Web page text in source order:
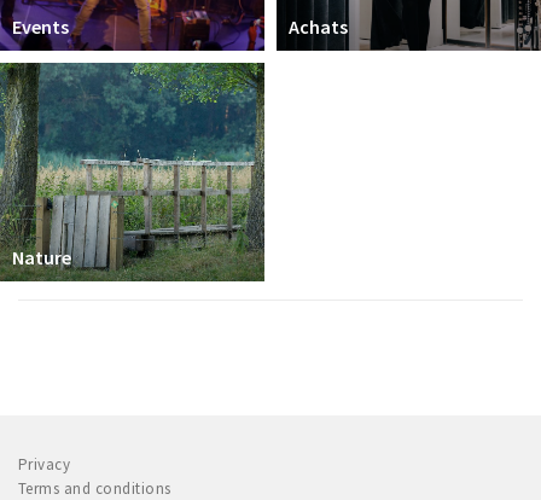
Events Achats
Nature
Privacy
Terms and conditions